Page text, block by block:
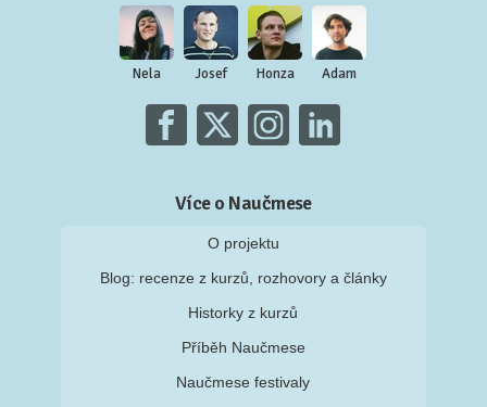
Nela Josef Honza Adam
Více o Naučmese
O projektu
Blog: recenze z kurzů, rozhovory a články
Historky z kurzů
Příběh Naučmese
Naučmese festivaly